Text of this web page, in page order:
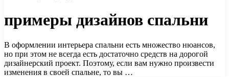
примеры дизайнов спальни
В оформлении интерьера спальни есть множество нюансов,
но при этом не всегда есть достаточно средств на дорогой
дизайнерский проект. Поэтому, если вам нужно произвести
изменения в своей спальне, то вы …